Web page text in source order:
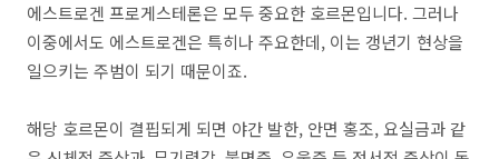
에스트로겐 프로게스테론은 모두 중요한 호르몬입니다. 그러나
이중에서도 에스트로겐은 특히나 주요한데, 이는 갱년기 현상을
일으키는 주범이 되기 때문이죠.
해당 호르몬이 결핍되게 되면 야간 발한, 안면 홍조, 요실금과 같